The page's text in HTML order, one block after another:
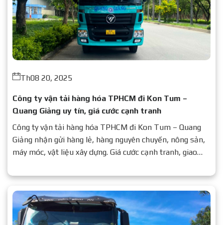
Th08 20, 2025
Công ty vận tải hàng hóa TPHCM đi Kon Tum –
Quang Giảng uy tín, giá cước cạnh tranh
Công ty vận tải hàng hóa TPHCM đi Kon Tum – Quang
Giảng nhận gửi hàng lẻ, hàng nguyên chuyến, nông sản,
máy móc, vật liệu xây dựng. Giá cước cạnh tranh, giao